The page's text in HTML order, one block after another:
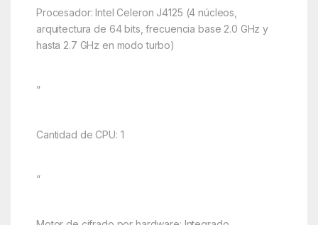
Procesador: Intel Celeron J4125 (4 núcleos,
arquitectura de 64 bits, frecuencia base 2.0 GHz y
hasta 2.7 GHz en modo turbo)
”
Cantidad de CPU: 1
”